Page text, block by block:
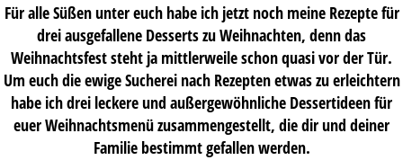
Für alle Süßen unter euch habe ich jetzt noch meine Rezepte für
drei ausgefallene Desserts zu Weihnachten, denn das
Weihnachtsfest steht ja mittlerweile schon quasi vor der Tür.
Um euch die ewige Sucherei nach Rezepten etwas zu erleichtern
habe ich drei leckere und außergewöhnliche Dessertideen für
euer Weihnachtsmenü zusammengestellt, die dir und deiner
Familie bestimmt gefallen werden.